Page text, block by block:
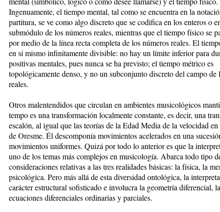
Ingenuamente, el tiempo mental, tal como se encuentra en la
partitura, se ve como algo discreto que se codifica en los enteros o
submódulo de los números reales, mientras que el tiempo físico se
por medio de la línea recta completa de los números reales. El
en sí mismo infinitamente divisible: no hay un límite inferior para
positivas mentales, pues nunca se ha previsto; el tiempo métrico es
topológicamente denso, y no un subconjunto discreto del campo de
reales.
Otros malentendidos que circulan en ambientes musicológicos
tempo es una transformación localmente constante, es decir, una
escalón, al igual que las teorías de la Edad Media de la velocidad
de Oresme. Él descomponía movimientos acelerados en una
movimientos uniformes. Quizá por todo lo anterior es que la
uno de los temas más complejos en musicología. Abarca todo tipo
consideraciones relativas a las tres realidades básicas: la física, la
psicológica. Pero más allá de esta diversidad ontológica, la
carácter estructural sofisticado e involucra la geometría diferencial,
ecuaciones diferenciales ordinarias y parciales.